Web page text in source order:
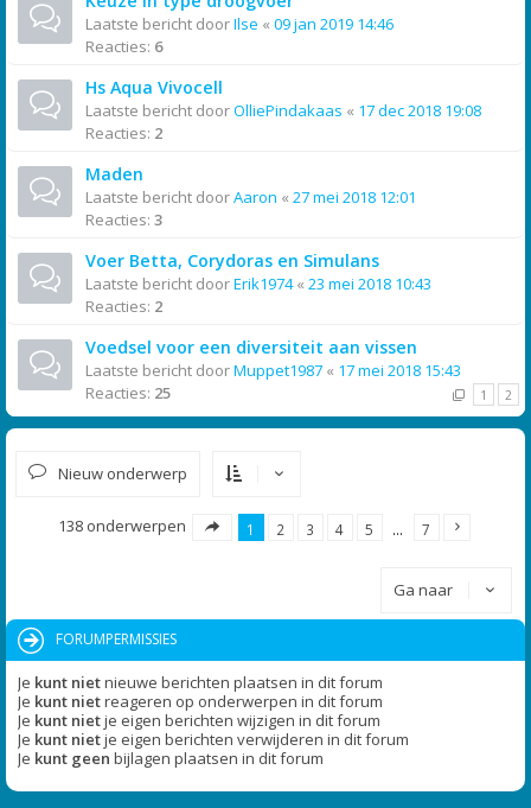
Laatste bericht doorIlse « 09 jan 2019 14:46
Reacties: 6
Hs Aqua Vivocell
Laatste bericht doorOlliePindakaas « 17 dec 2018 19:08
Reacties: 2
Maden
Laatste bericht doorAaron « 27 mei 2018 12:01
Reacties: 3
Voer Betta, Corydoras en Simulans
Laatste bericht doorErik1974« 23 mei 2018 10:43
Reacties: 2
Voedsel voor een diversiteit aan vissen
Laatste bericht doorMuppet1987 « 17 mei 2018 15:43
Reacties: 25 1 2
Nieuw onderwerp
138 onderwerpen 1 2 3 4 5 … 7
Ga naar
FORUMPERMISSIES
Je kunt nietnieuwe berichten plaatsen in dit forum
Je kunt nietreageren op onderwerpen in dit forum
Je kunt nietje eigen berichten wijzigen in dit forum
Je kunt nietje eigen berichten verwijderen in dit forum
Je kunt geen bijlagen plaatsen in dit forum